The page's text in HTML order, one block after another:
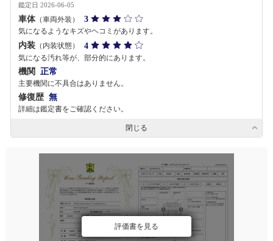
鑑定日 2026-06-05
車体（車両外装） 3
気になるようなキズやヘコミがあります。
内装 （内装状態） 4
気になる汚れ等が、部分的にあります。
機関 正常
主要機関に不具合はありません。
修復歴 無
詳細は鑑定書をご確認ください。
閉じる
評価書を見る